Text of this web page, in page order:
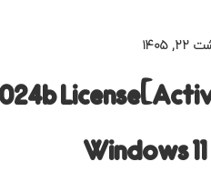
Windows